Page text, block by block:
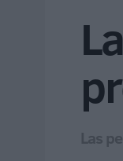
Las